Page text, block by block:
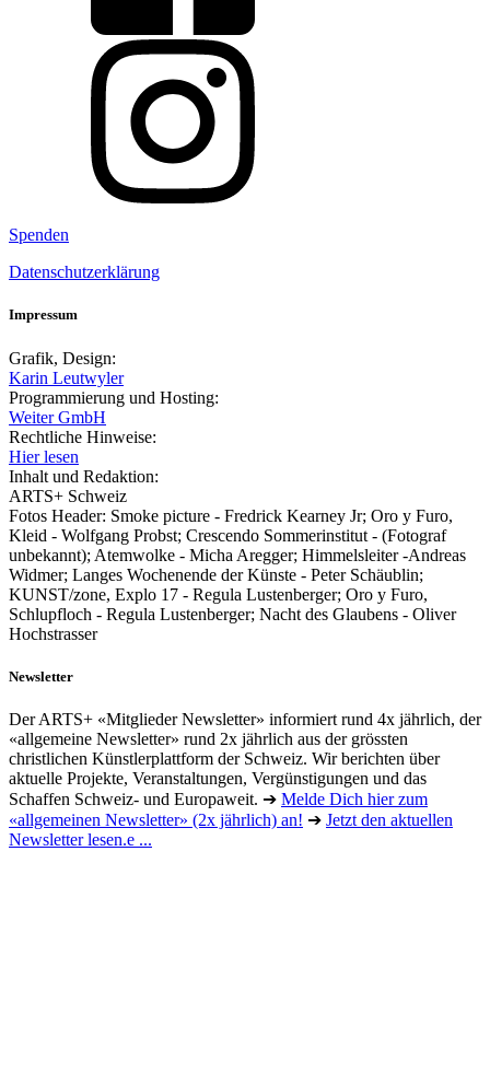
Spenden
Datenschutzerklärung
Impressum
Grafik, Design:
Karin Leutwyler
Programmierung und Hosting:
Weiter GmbH
Rechtliche Hinweise:
Hier lesen
Inhalt und Redaktion:
ARTS+ Schweiz
Fotos Header: Smoke picture - Fredrick Kearney Jr; Oro y Furo,
Kleid - Wolfgang Probst; Crescendo Sommerinstitut - (Fotograf
unbekannt); Atemwolke - Micha Aregger; Himmelsleiter -Andreas
Widmer; Langes Wochenende der Künste - Peter Schäublin;
KUNST/zone, Explo 17 - Regula Lustenberger; Oro y Furo,
Schlupfloch - Regula Lustenberger; Nacht des Glaubens - Oliver
Hochstrasser
Newsletter
Der ARTS+ «Mitglieder Newsletter» informiert rund 4x jährlich, der
«allgemeine Newsletter» rund 2x jährlich aus der grössten
christlichen Künstlerplattform der Schweiz. Wir berichten über
aktuelle Projekte, Veranstaltungen, Vergünstigungen und das
Schaffen Schweiz- und Europaweit. ➔ Melde Dich hier zum
«allgemeinen Newsletter» (2x jährlich) an! ➔ Jetzt den aktuellen
Newsletter lesen.e ...